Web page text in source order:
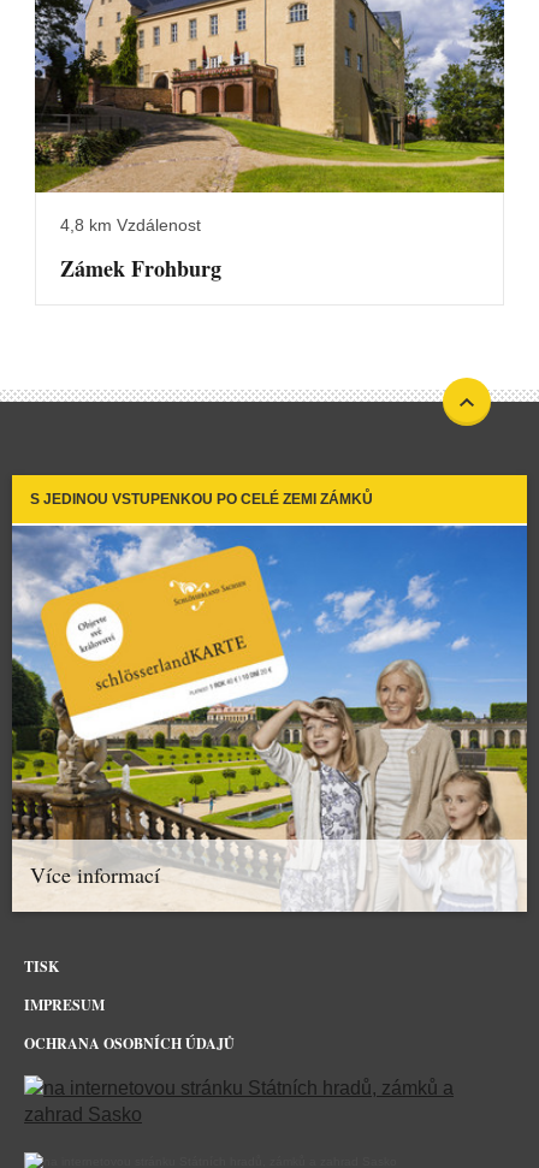
4,8 km Vzdálenost
Zámek Frohburg
S JEDINOU VSTUPENKOU PO CELÉ ZEMI ZÁMKŮ
Více informací
TISK
IMPRESUM
OCHRANA OSOBNÍCH ÚDAJŮ